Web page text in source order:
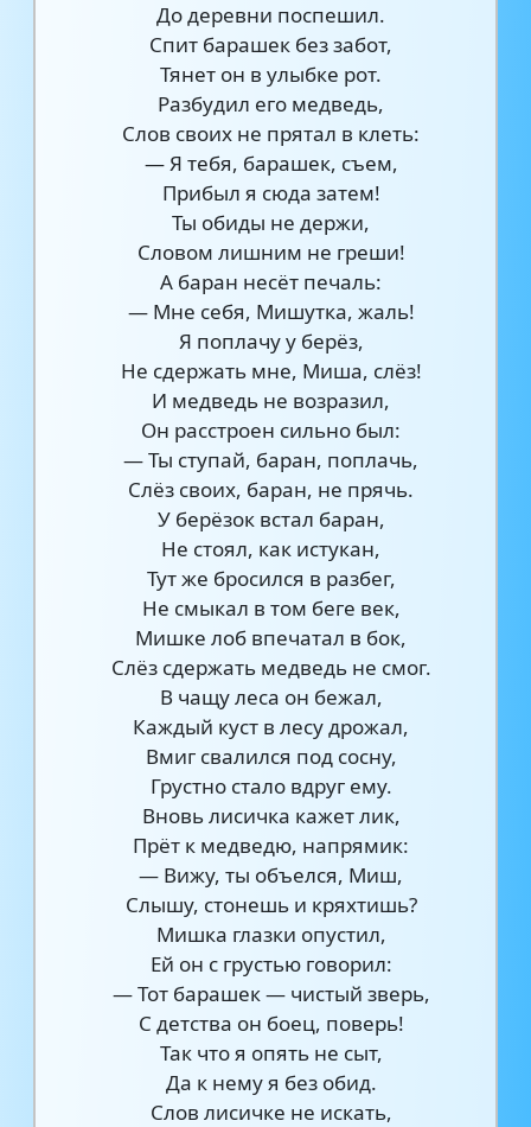
До деревни поспешил.
Спит барашек без забот,
Тянет он в улыбке рот.
Разбудил его медведь,
Слов своих не прятал в клеть:
— Я тебя, барашек, съем,
Прибыл я сюда затем!
Ты обиды не держи,
Словом лишним не греши!
А баран несёт печаль:
— Мне себя, Мишутка, жаль!
Я поплачу у берёз,
Не сдержать мне, Миша, слёз!
И медведь не возразил,
Он расстроен сильно был:
— Ты ступай, баран, поплачь,
Слёз своих, баран, не прячь.
У берёзок встал баран,
Не стоял, как истукан,
Тут же бросился в разбег,
Не смыкал в том беге век,
Мишке лоб впечатал в бок,
Слёз сдержать медведь не смог.
В чащу леса он бежал,
Каждый куст в лесу дрожал,
Вмиг свалился под сосну,
Грустно стало вдруг ему.
Вновь лисичка кажет лик,
Прёт к медведю, напрямик:
— Вижу, ты объелся, Миш,
Слышу, стонешь и кряхтишь?
Мишка глазки опустил,
Ей он с грустью говорил:
— Тот барашек — чистый зверь,
С детства он боец, поверь!
Так что я опять не сыт,
Да к нему я без обид.
Слов лисичке не искать,